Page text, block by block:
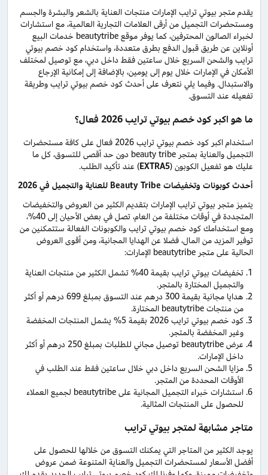
يقدم متجر بيوتي ترايب الإمارات منتجات العناية بالشعر والبشرة والجسم
ومستحضرات التجميل من أرقى العلامات التجارية العالمية، مع استشارات
لخبراء الصالون المحترفين، كما يوفر موقع beautytribe خدمات البيع
أونلاين عن طريق قبول الدفع بطرق متعددة، واستخدام كود خصم بيوتي
ترايب والشحن السريع خلال ساعتين فقط داخل دبي، مع توصيل لمختلف
الأمكان في الإمارات خلال يوم إلى يومين، بالإضافة إلى إمكانية الإرجاع
والاستبدال. وفيما يلي نتعرف على أحدث كود خصم بيوتي ترايب وطريقة
تفعيله عند التسوق.
ما هو اكبر كود خصم بيوتي ترايب 2026 فعال؟
استخدام اكبر كود خصم بيوتي ترايب 2026 فعال على كافة مستحضرات
التجميل والعناية بمتجر beauty tribe دون حد أقصى للتسوق، كل ما
عليك هو تفعيل الكوبون (EXTRA5) عند تأكيد الطلب.
أحدث كوبونات وتخفيضات
للعناية والتجميل في 2026
يتميز متجر بيوتي ترايب الإمارات بتقديم الكثير من العروض والتخفيضات
المتجددة في أوقات مختلفة من العام، تصل في بعض الأحيان إلى 40%،
ومع استخدامك كود خصم بيوتي ترايب والكوبونات الفعالة ستتمكنين من
توفير المزيد من المال، فضلا عن الهدايا المجانية، ومن أقوى العروض
الحالية على متجر beautytribe الإمارات:
تخفيضات بيوتي ترايب بقيمة 40% تشمل الكثير من منتجات العناية
والتجميل المختارة بالمتجر.
هدايا مجانية بقيمة 300 درهم عند التسوق بمبلغ 699 درهم أو أكثر
من منتجات beautytribe المختارة.
كود خصم بيوتي ترايب 2026 بقيمة 5% يشمل المنتجات المخفضة
وغير المخفضة بالمتجر.
عرض beautytribe توصيل مجاني للطلبات بمبلغ 250 درهم أو أكثر
داخل الإمارات.
مزايا الشحن السريع داخل دبي خلال ساعتين فقط عند الطلب في
الأوقات المحددة من المتجر.
استشارات خبراء التجميل المجانية على beautytribe لجميع العملاء
للحصول على المنتجات المثالية.
متاجر مشابهة لمتجر بيوتي ترايب
يوجد الكثير من المتاجر التي يمكنك التسوق من خلالها للحصول على
أفضل الأسعار لمستحضرات التجميل والعناية المتنوعة ضمن عروض